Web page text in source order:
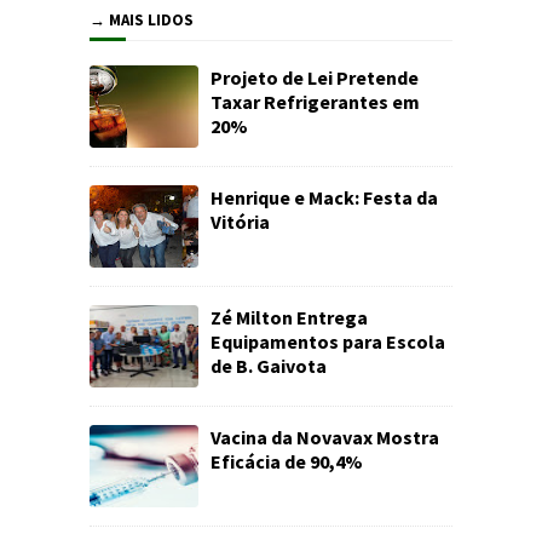
→ MAIS LIDOS
Projeto de Lei Pretende
Taxar Refrigerantes em
20%
Henrique e Mack: Festa da
Vitória
Zé Milton Entrega
Equipamentos para Escola
de B. Gaivota
Vacina da Novavax Mostra
Eficácia de 90,4%